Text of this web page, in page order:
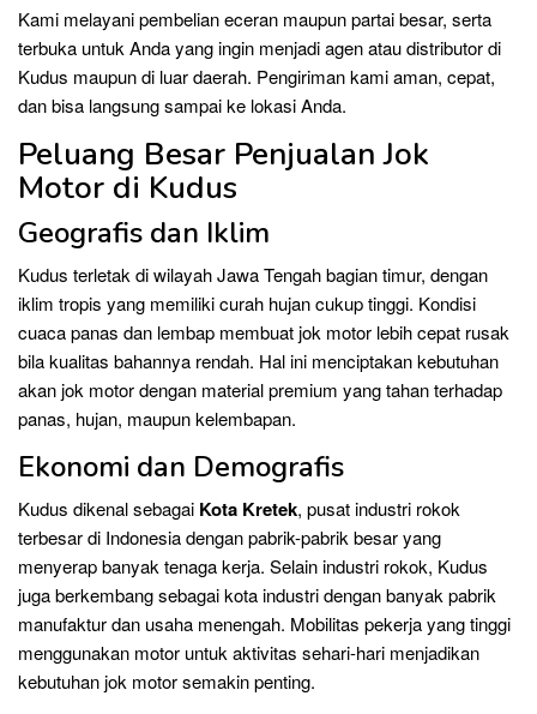
Kami melayani pembelian eceran maupun partai besar, serta
terbuka untuk Anda yang ingin menjadi agen atau distributor di
Kudus maupun di luar daerah. Pengiriman kami aman, cepat,
dan bisa langsung sampai ke lokasi Anda.
Peluang Besar Penjualan Jok
Motor di Kudus
Geografis dan Iklim
Kudus terletak di wilayah Jawa Tengah bagian timur, dengan
iklim tropis yang memiliki curah hujan cukup tinggi. Kondisi
cuaca panas dan lembap membuat jok motor lebih cepat rusak
bila kualitas bahannya rendah. Hal ini menciptakan kebutuhan
akan jok motor dengan material premium yang tahan terhadap
panas, hujan, maupun kelembapan.
Ekonomi dan Demografis
Kudus dikenal sebagai Kota Kretek, pusat industri rokok
terbesar di Indonesia dengan pabrik-pabrik besar yang
menyerap banyak tenaga kerja. Selain industri rokok, Kudus
juga berkembang sebagai kota industri dengan banyak pabrik
manufaktur dan usaha menengah. Mobilitas pekerja yang tinggi
menggunakan motor untuk aktivitas sehari-hari menjadikan
kebutuhan jok motor semakin penting.